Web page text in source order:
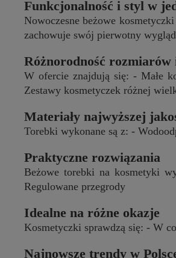
Funkcjonalność i styl w
Nowoczesne beżowe
zachowuje swój pierwotny
Różnorodność rozmiarów
W ofercie znajdują się: - Małe
Zestawy kosmetyczek różnej
Materiały najwyższej
Torebki wykonane są z: -
Praktyczne rozwiązania
Beżowe torebki na kosmetyki
Regulowane przegrody
Idealne na różne okazje
Kosmetyczki sprawdzą się: - W
Najnowsze trendy w